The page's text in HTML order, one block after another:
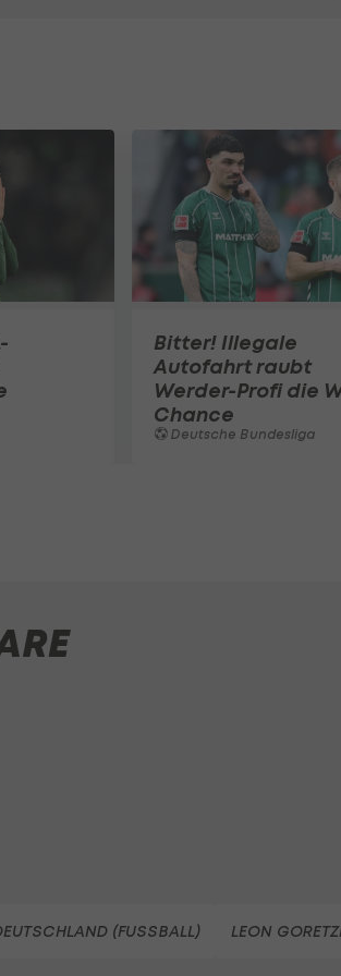
Bitter! Illegale
Autofahrt raubt
Werder-Profi die
Chance
Deutsche Bundesliga
(FUSSBALL) LEON